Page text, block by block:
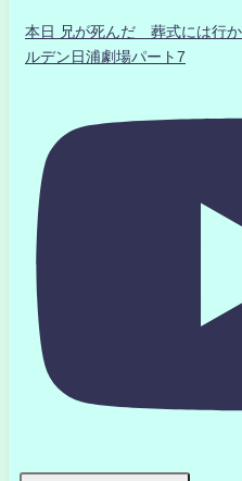
本日 兄が死んだ 葬式には行
ルデン日浦劇場パート7